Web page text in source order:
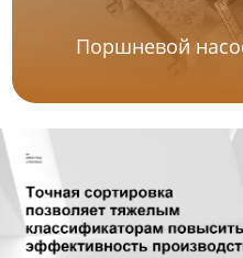
Поршневой